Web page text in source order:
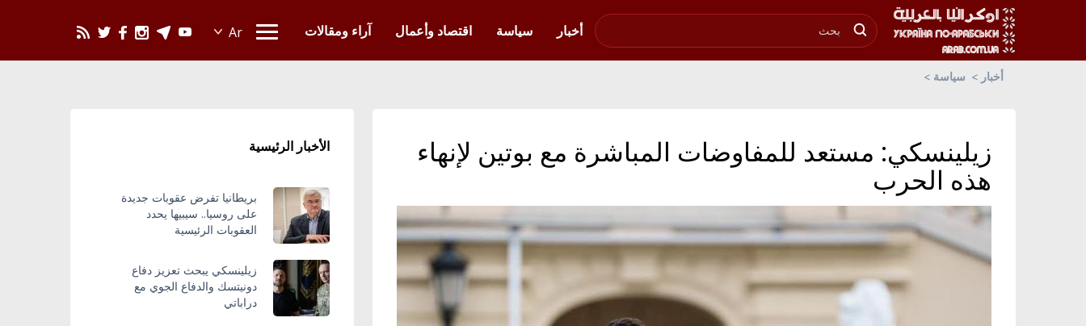
أخبار
سياسة اقتصاد وأعمال آراء ومقالات
أخبار سياسة
زيلينسكي: مستعد للمفاوضات المباشرة مع بوتين لإنهاء
هذه الحرب
الأخبار الرئيسية
بريطانيا تفرض عقوبات جديدة
على روسيا.. سيبيها يحدد
العقوبات الرئيسية
زيلينسكي يبحث تعزيز دفاع
دونيتسك والدفاع الجوي مع
دراباتي